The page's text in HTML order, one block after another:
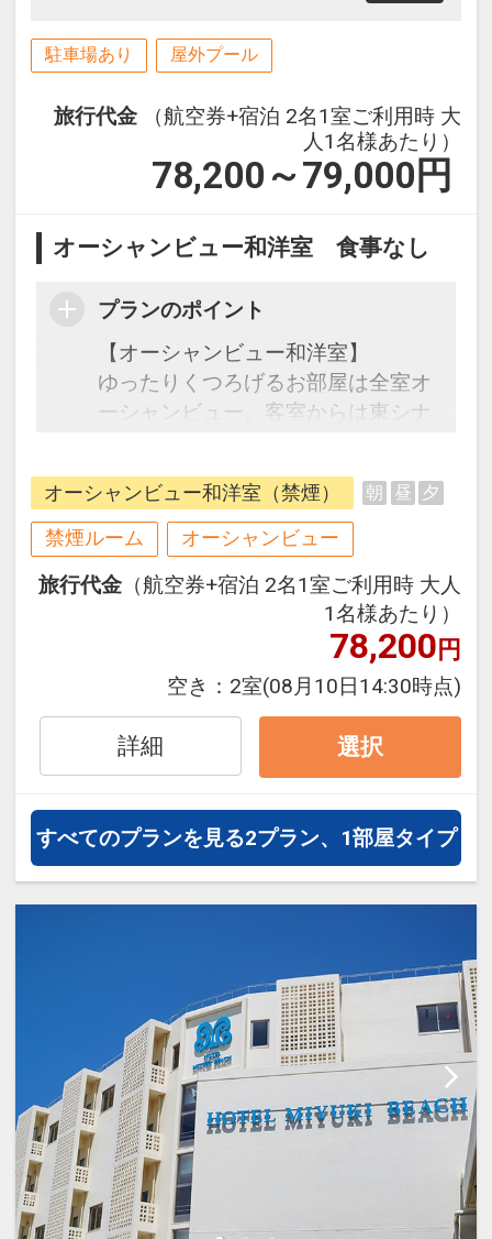
駐車場あり 屋外プール
旅行代金
（航空券+宿泊 2名1室ご利用時 大
人1名様あたり）
78,200～79,000 円
オーシャンビュー和洋室 食事なし
プランのポイント
【オーシャンビュー和洋室】
ゆったりくつろげるお部屋は全室オ
ーシャンビュー。客室からは東シナ
香りで癒されます。グループやお子
様、お年寄り連れのご家族でのご利
用に最適です。
駐車場、大浴場利用無料！
オーシャンビュー和洋室（禁煙） 朝 昼 夕
禁煙ルーム オーシャンビュー
旅行代金 （航空券+宿泊 2名1室ご利用時 大人
1名様あたり）
78,200円
空き： 2室(08月10日14:30時点)
詳細 選択
すべてのプランを見る2プラン、1部屋タイプ